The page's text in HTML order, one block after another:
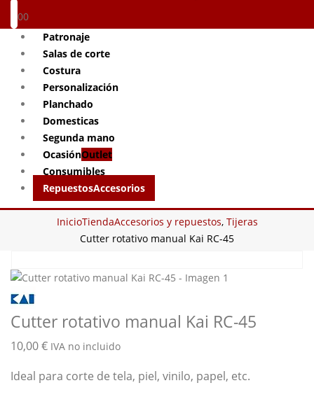
00
Patronaje
Salas de corte
Costura
Personalización
Planchado
Domesticas
Segunda mano
OcasiónOutlet
Consumibles
RepuestosAccesorios
InicioTiendaAccesorios y repuestos, Tijeras
Cutter rotativo manual Kai RC-45
Cutter rotativo manual Kai RC-45
10,00€ IVA no incluido
Ideal para corte de tela, piel, vinilo, papel, etc.